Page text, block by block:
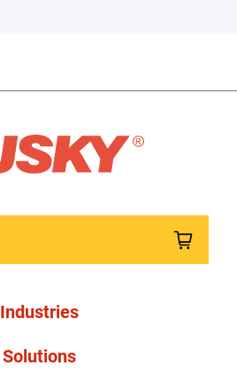
Industries
Solutions